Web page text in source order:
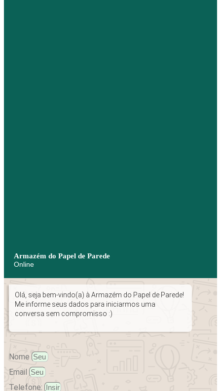
Armazém do Papel de Parede
Online
Olá, seja bem-vindo(a) à Armazém do Papel de Parede!
Me informe seus dados para iniciarmos uma
conversa sem compromisso :)
Nome
Email
Telefone: